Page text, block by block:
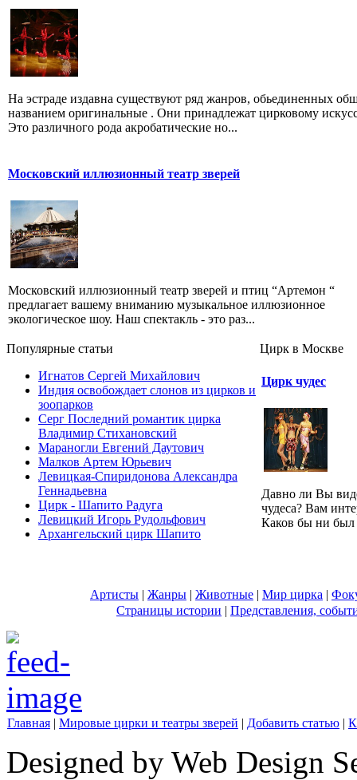
На эстраде издавна существуют ряд жанров, обьединенных
названием оригинальные . Они принадлежат цирковому
Это различного рода акробатические но...
Московский иллюзионный театр зверей
Московский иллюзионный театр зверей и птиц “Артемон “
предлагает вашему вниманию музыкальное иллюзионное
экологическое шоу. Наш спектакль - это раз...
Популярные cтатьи
Игнатов Сергей Михайлович
Индия освобождает слонов из цирков и
зоопарков
Серг Последний романтик цирка
Владимир Стихановский
Мараногли Евгений Даутович
Малков Артем Юрьевич
Левицкая-Спиридонова Александра
Геннадьевна
Цирк - Шапито Радуга
Левицкий Игорь Рудольфович
Архангельский цирк Шапито
Цирк в Москве
Цирк чудес
Давно ли Вы
чудеса? Вам
Каков бы ни
Артисты | Жанры | Животные | Мир цирка |
Страницы истории | Представления,
Главная | Мировые цирки и театры зверей | Добавить статью |
Designed by Web Design